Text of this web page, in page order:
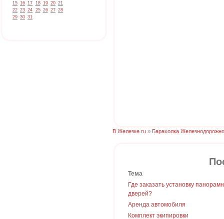
15 16 17 18 19 20 21
22 23 24 25 26 27 28
29 30 31
В Железке.ru » Барахолка
Тема
Где заказать установку
дверей?
Аренда автомобиля
Комплект экипировки